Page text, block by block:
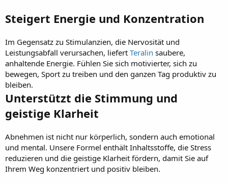
Steigert Energie und Konzentration
Im Gegensatz zu Stimulanzien, die Nervosität und
Leistungsabfall verursachen, liefert Teralin saubere,
anhaltende Energie. Fühlen Sie sich motivierter, sich zu
bewegen, Sport zu treiben und den ganzen Tag produktiv zu
bleiben.
Unterstützt die Stimmung und
geistige Klarheit
Abnehmen ist nicht nur körperlich, sondern auch emotional
und mental. Unsere Formel enthält Inhaltsstoffe, die Stress
reduzieren und die geistige Klarheit fördern, damit Sie auf
Ihrem Weg konzentriert und positiv bleiben.